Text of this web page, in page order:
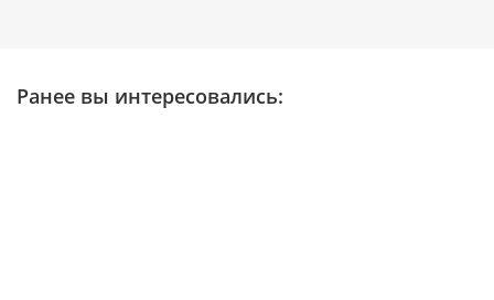
Ранее вы интересовались: